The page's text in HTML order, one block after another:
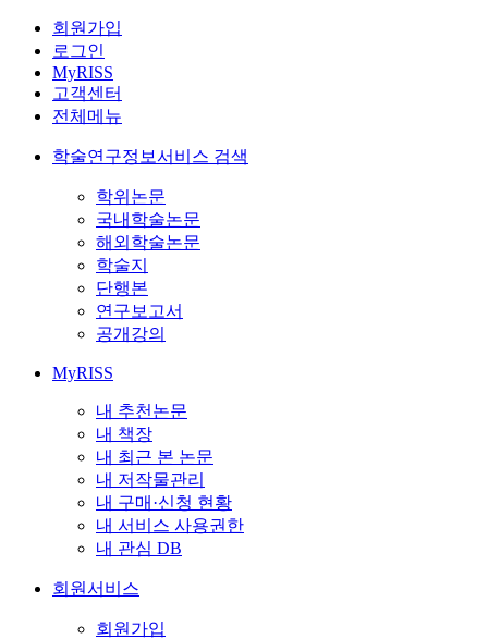
회원가입
로그인
MyRISS
고객센터
전체메뉴
학술연구정보서비스 검색
학위논문
국내학술논문
해외학술논문
학술지
단행본
연구보고서
공개강의
MyRISS
내 추천논문
내 책장
내 최근 본 논문
내 저작물관리
내 구매·신청 현황
내 서비스 사용권한
내 관심 DB
회원서비스
회원가입